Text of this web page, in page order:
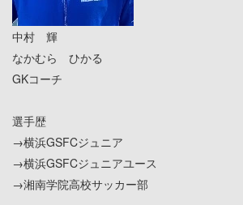
中村 輝
なかむら ひかる
GKコーチ
選手歴
→横浜GSFCジュニア
→横浜GSFCジュニアユース
→湘南学院高校サッカー部